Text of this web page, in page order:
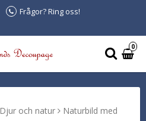
Frågor? Ring oss!
0
Djur och natur
Naturbild med